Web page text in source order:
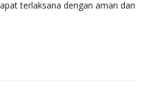
terlaksana dengan aman dan